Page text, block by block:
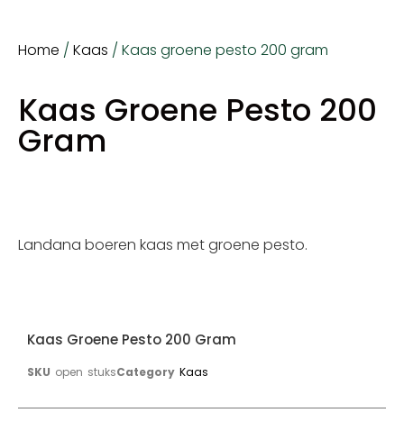
Home / Kaas / Kaas groene pesto 200 gram
Kaas Groene Pesto 200
Gram
Landana boeren kaas met groene pesto.
Kaas Groene Pesto 200 Gram
SKU open stuksCategory Kaas